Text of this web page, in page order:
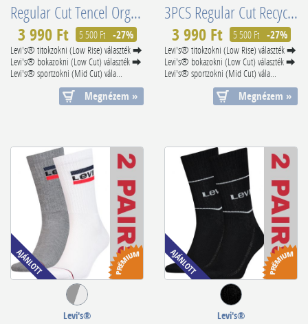
Regular Cut Tencel Organic Cotton Black 701224675001
3 990 Ft 5 500 Ft -27%
Levi's® titokzokni (Low Rise) választék ⮕
Levi's® bokazokni (Low Cut) választék ⮕
Levi's® sportzokni (Mid Cut) vála...
Megnézem »
3PCS Regular Cut Recycled Cotton 701224674001
3 990 Ft 5 500 Ft -27%
Levi's® titokzokni (Low Rise) választék ⮕
Levi's® bokazokni (Low Cut) választék ⮕
Levi's® sportzokni (Mid Cut) vála...
Megnézem »
Levi's® Levi's®